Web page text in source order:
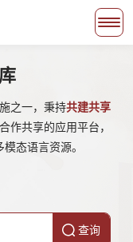
之一，秉持共建共享
作共享的应用平台，
态语言资源。
查询